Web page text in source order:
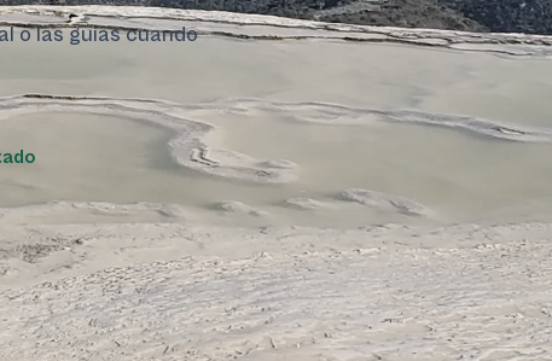
o las guías cuando